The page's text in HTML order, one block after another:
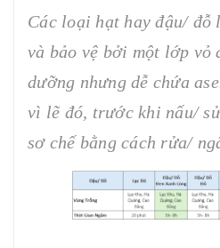
Các loại hạt hay đậu/ đỗ
và bảo vệ bởi một lớp vỏ
dưỡng nhưng dễ chứa
vì lẽ đó, trước khi nấu/
sơ chế bằng cách rửa/